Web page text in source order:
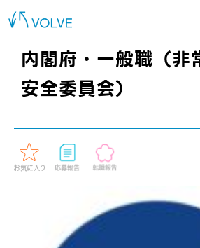
内閣府・一般職（非
安全委員会）